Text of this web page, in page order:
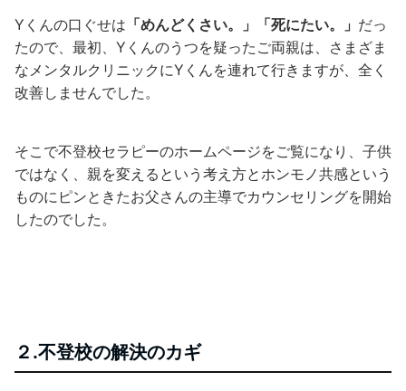
Yくんの口ぐせは 「めんどくさい。」「死にたい。」 だっ
たので、最初、Yくんのうつを疑ったご両親は、さまざま
なメンタルクリニックにYくんを連れて行きますが、全く
改善しませんでした。
そこで不登校セラピーのホームページをご覧になり、子供
ではなく、親を変えるという考え方とホンモノ共感という
ものにピンときたお父さんの主導でカウンセリングを開始
したのでした。
２.不登校の解決のカギ